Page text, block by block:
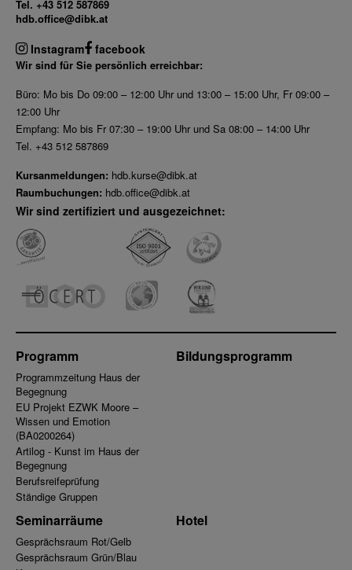
Tel. +43 512 587869
hdb.office@dibk.at
Instagram facebook
Wir sind für Sie persönlich erreichbar:
Büro: Mo bis Do 09:00 – 12:00 Uhr und 13:00 – 15:00 Uhr, Fr 09:00 –
12:00 Uhr
Empfang: Mo bis Fr 07:30 – 19:00 Uhr und Sa 08:00 – 14:00 Uhr
Tel. +43 512 587869
Kursanmeldungen: hdb.kurse@dibk.at
Raumbuchungen: hdb.office@dibk.at
Wir sind zertifiziert und ausgezeichnet:
Programm
Programmzeitung Haus der
Begegnung
EU Projekt EZWK Moore –
Wissen und Emotion
(BA0200264)
Artilog - Kunst im Haus der
Begegnung
Berufsreifeprüfung
Ständige Gruppen
Bildungsprogramm
Seminarräume
Gesprächsraum Rot/Gelb
Gesprächsraum Grün/Blau
Hotel